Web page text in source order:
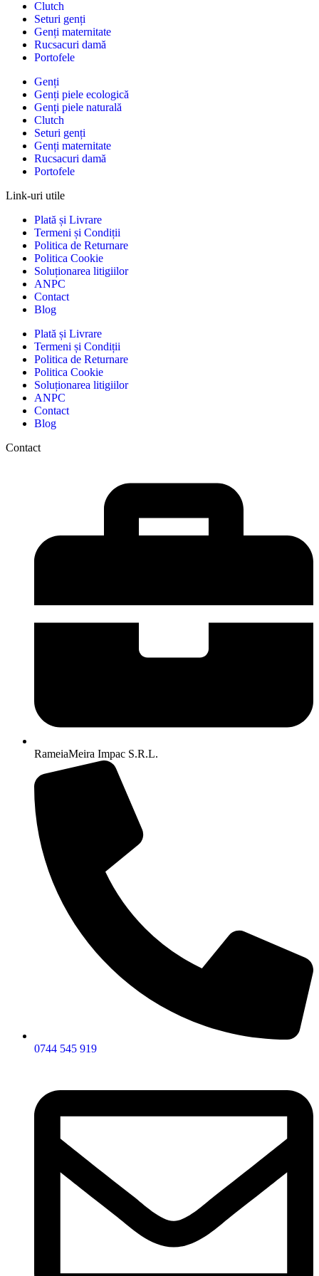
Clutch
Seturi genți
Genți maternitate
Rucsacuri damă
Portofele
Genți
Genți piele ecologică
Genți piele naturală
Clutch
Seturi genți
Genți maternitate
Rucsacuri damă
Portofele
Link-uri utile
Plată și Livrare
Termeni și Condiții
Politica de Returnare
Politica Cookie
Soluționarea litigiilor
ANPC
Contact
Blog
Plată și Livrare
Termeni și Condiții
Politica de Returnare
Politica Cookie
Soluționarea litigiilor
ANPC
Contact
Blog
Contact
RameiaMeira Impac S.R.L.
0744 545 919